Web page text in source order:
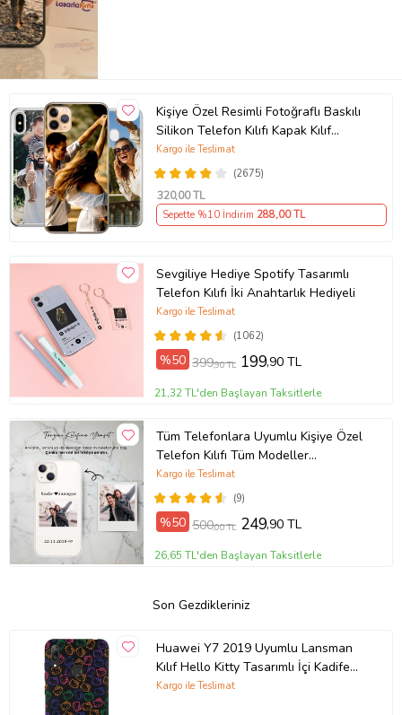
Kişiye Özel Resimli Fotoğraflı Baskılı
Silikon Telefon Kılıfı Kapak Kılıf
(Telefon Modelleri Açıklamada)
(2675)
Kargo ile Teslimat
320,00 TL
Sepette %10 İndirim 288,00 TL
Sevgiliye Hediye Spotify Tasarımlı
Telefon Kılıfı İki Anahtarlık Hediyeli
(1062)
Kargo ile Teslimat
%50 399,90 TL 199,90 TL
21,32 TL'den Başlayan Taksitlerle
Tüm Telefonlara Uyumlu Kişiye Özel
Telefon Kılıfı Tüm Modeller
Açıklamada
(9)
Kargo ile Teslimat
%50 500,00 TL 249,90 TL
26,65 TL'den Başlayan Taksitlerle
Son Gezdikleriniz
Huawei Y7 2019 Uyumlu Lansman
Kılıf Hello Kitty Tasarımlı İçi Kadife
Kapak-Siyah (Şeffaf)
Kargo ile Teslimat